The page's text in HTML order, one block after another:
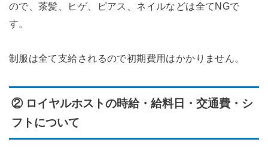
ので、茶髪、ヒゲ、ピアス、ネイルなどは全てNGで
す。
制服は全て支給されるので初期費用はかかりません。
② ロイヤルホストの時給・給料日・交通費・シ
フトについて